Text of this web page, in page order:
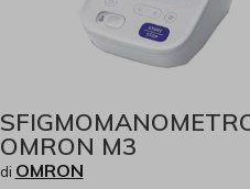
OMRON M3
di OMRON